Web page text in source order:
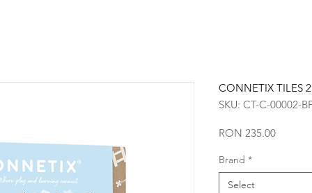
CONNETIX TILES
SKU: CT-C-00002-
RON 235.00Price
Brand *
Select